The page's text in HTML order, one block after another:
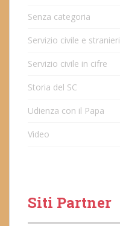
Senza categoria
Servizio civile e stranieri
Servizio civile in cifre
Storia del SC
Udienza con il Papa
Video
Siti Partner